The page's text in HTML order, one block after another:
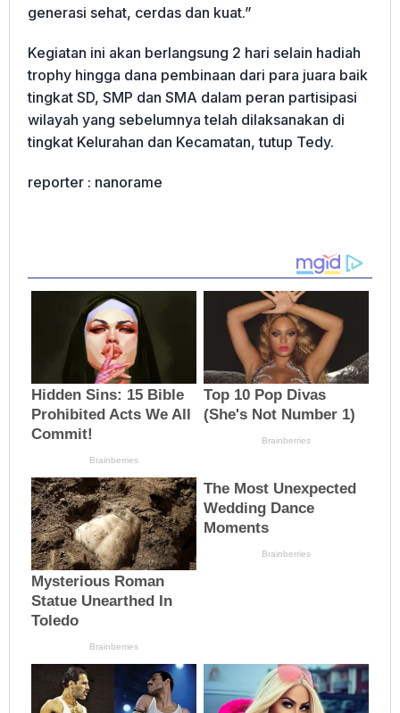
generasi sehat, cerdas dan kuat.”
Kegiatan ini akan berlangsung 2 hari selain hadiah
trophy hingga dana pembinaan dari para juara baik
tingkat SD, SMP dan SMA dalam peran partisipasi
wilayah yang sebelumnya telah dilaksanakan di
tingkat Kelurahan dan Kecamatan, tutup Tedy.
reporter : nanorame